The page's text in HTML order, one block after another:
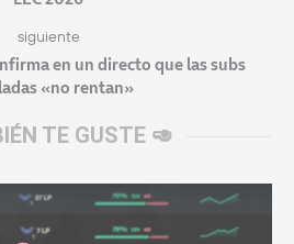
siguiente
en un directo que las subs
«no rentan»
TE GUSTE 🥑